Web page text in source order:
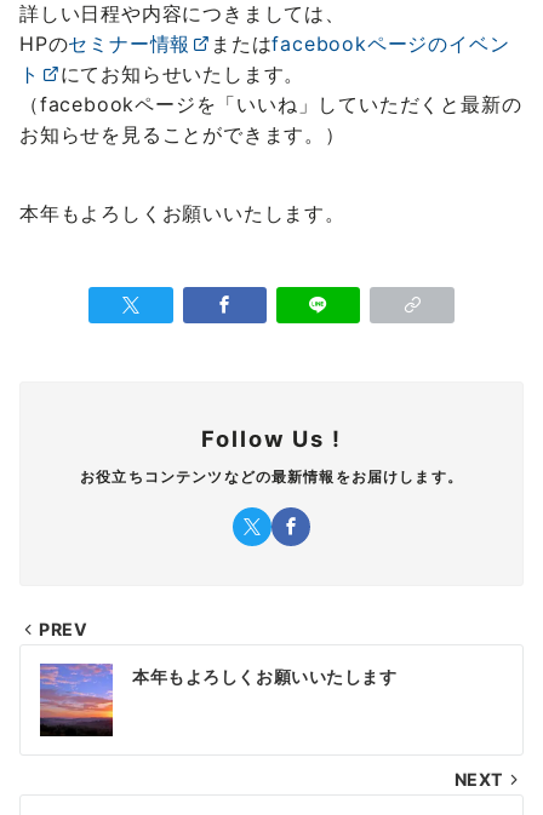
詳しい日程や内容につきましては、
HPのセミナー情報 またはfacebookページのイベン
ト
にてお知らせいたします。
（facebookページを「いいね」していただくと最新の
お知らせを見ることができます。）
本年もよろしくお願いいたします。
Follow Us !
お役立ちコンテンツなどの最新情報をお届けします。
投
稿
ナ
ビ
PREV
本年もよろしくお願いいたします
NEXT